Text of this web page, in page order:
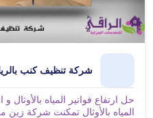
شركة تنظيف كنب بالرياض
حل ارتفاع فواتير المياه بالأوثال و
المياه بالأوثال تمكنت شركة